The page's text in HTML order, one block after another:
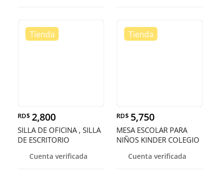
RD$ 2,800
SILLA DE OFICINA , SILLA
DE ESCRITORIO
Cuenta verificada
RD$ 5,750
MESA ESCOLAR PARA
NIÑOS KINDER COLEGIO
Cuenta verificada